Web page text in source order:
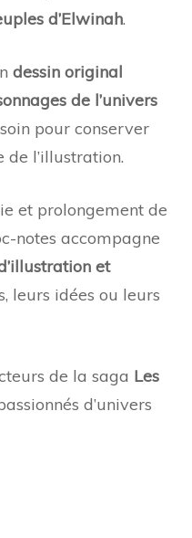
d’Elwinah.
dessin original
de l’univers
pour conserver
de l’illustration.
et prolongement de
notes accompagne
et
leurs idées ou leurs
de la saga Les
d’univers